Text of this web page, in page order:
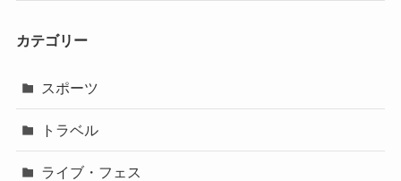
カテゴリー
スポーツ
トラベル
ライブ・フェス